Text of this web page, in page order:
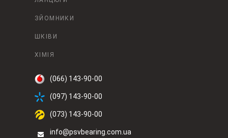
ЗЙОМНИКИ
ШКІВИ
ХІМІЯ
(066) 143-90-00
(097) 143-90-00
(073) 143-90-00
info@psvbearing.com.ua